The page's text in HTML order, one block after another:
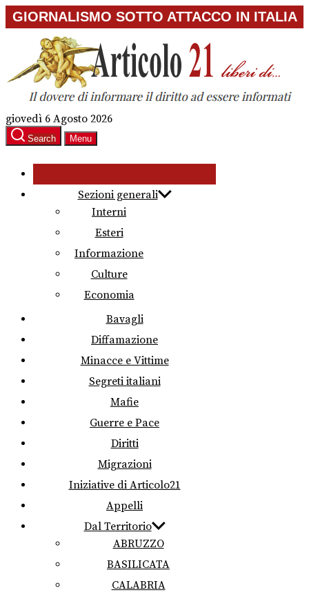
Skip
to
content
GIORNALISMO SOTTO ATTACCO IN ITALIA
giovedì 6 Agosto 2026
Search Menu
Sezioni generali
Interni
Esteri
Informazione
Culture
Economia
Bavagli
Diffamazione
Minacce e Vittime
Segreti italiani
Mafie
Guerre e Pace
Diritti
Migrazioni
Iniziative di Articolo21
Appelli
Dal Territorio
ABRUZZO
BASILICATA
CALABRIA